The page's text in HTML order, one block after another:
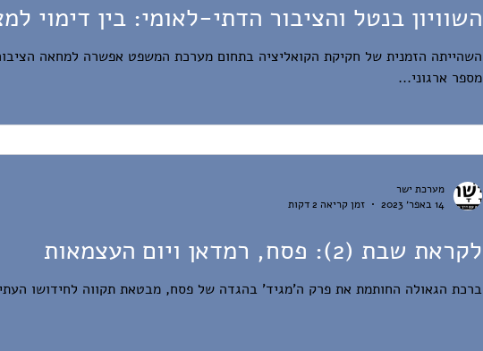
השוויון בנטל והציבור הדתי-לאומי: בין דימוי
השהייתה הזמנית של חקיקת הקואליציה בתחום מערכת המשפט אפשרה למחאה
מספר ארגוני...
לקראת שבת (2): פסח, רמדאן ויום העצמאות
ברכת הגאולה החותמת את פרק ה'מגיד' בהגדה של פסח, מבטאת תקווה לחידושו
מערכת ישר
14 באפר׳ 2023
זמן קריאה 2 דקות